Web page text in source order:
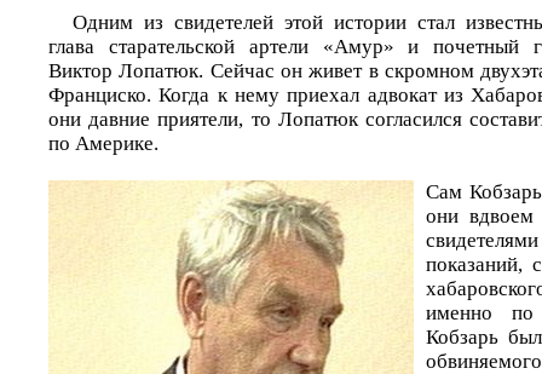
Одним из свидетелей этой истории стал
глава старательской артели «Амур» и почетный
Виктор Лопатюк. Сейчас он живет в скромном
Франциско. Когда к нему приехал адвокат из
они давние приятели, то Лопатюк согласился
по Америке.
Сам
они вдвоем
показаний,
именно
Кобзарь